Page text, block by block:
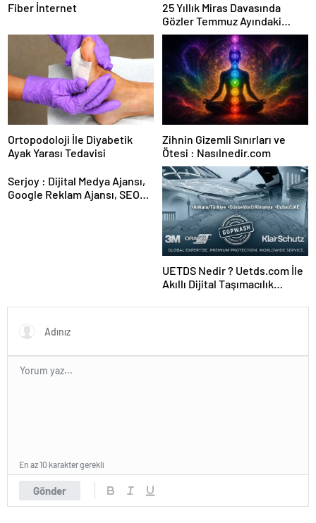
Fiber İnternet
25 Yıllık Miras Davasında
Gözler Temmuz Ayındaki
Karar Duruşmasına Çevrildi
Ortopodoloji İle Diyabetik
Ayak Yarası Tedavisi
Zihnin Gizemli Sınırları ve
Ötesi : Nasılnedir.com
Serjoy : Dijital Medya Ajansı,
Google Reklam Ajansı, SEO
UETDS Nedir ? Uetds.com İle
Akıllı Dijital Taşımacılık
Gönder
En az 10 karakter gerekli